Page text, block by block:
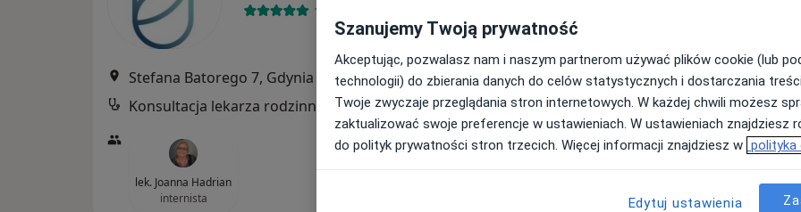
1273 opinie
Stefana Batorego 7, Gdynia
Mapa
Konsultacja lekarza rodzinnego
200 zł
lek. Joanna Hadrian
internista
Umawianie online nie jest dostępne
Pokaż profil
Szanujemy Twoją prywatność
Akceptując, pozwalasz nam i naszym partnerom używać plików cookie (lub
technologii) do zbierania danych do celów statystycznych i dostarczania
Twoje zwyczaje przeglądania stron internetowych. W każdej chwili możesz
zaktualizować swoje preferencje w ustawieniach. W ustawieniach znajdziesz
do polityk prywatności stron trzecich. Więcej informacji znajdziesz w polityka
Edytuj ustawienia